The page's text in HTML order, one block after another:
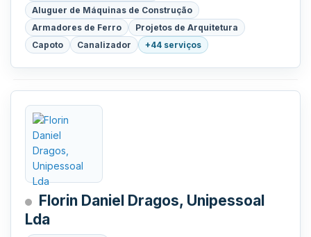
Aluguer de Máquinas de Construção
Armadores de Ferro
Projetos de Arquitetura
Capoto
Canalizador +44 serviços
Florin Daniel Dragos, Unipessoal
Lda